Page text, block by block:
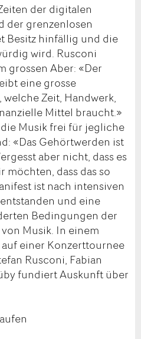
der digitalen
der grenzenlosen
Besitz hinfällig und die
wird. Rusconi
grossen Aber: «Der
eine grosse
Zeit, Handwerk,
Mittel braucht.»
Musik frei für jegliche
«Das Gehörtwerden ist
aber nicht, dass es
möchten, dass das so
ist nach intensiven
und eine
Bedingungen der
Musik. In einem
einer Konzerttournee
Rusconi, Fabian
fundiert Auskunft über